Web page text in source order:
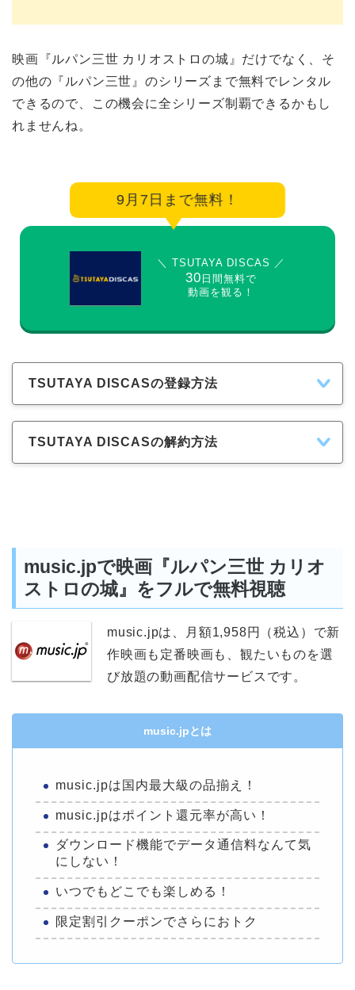
映画『ルパン三世 カリオストロの城』だけでなく、そ
の他の『ルパン三世』のシリーズまで無料でレンタル
できるので、この機会に全シリーズ制覇できるかもし
れませんね。
9月7日まで無料！
＼ TSUTAYA DISCAS ／
30 日間無料で
動画を観る！
TSUTAYA DISCASの登録方法
TSUTAYA DISCASの解約方法
music.jpで映画『ルパン三世 カリオ
ストロの城』をフルで無料視聴
music.jpは、月額1,958円（税込）で新
作映画も定番映画も、観たいものを選
び放題の動画配信サービスです。
music.jpとは
music.jpは国内最大級の品揃え！
music.jpはポイント還元率が高い！
ダウンロード機能でデータ通信料なんて気
にしない！
いつでもどこでも楽しめる！
限定割引クーポンでさらにおトク